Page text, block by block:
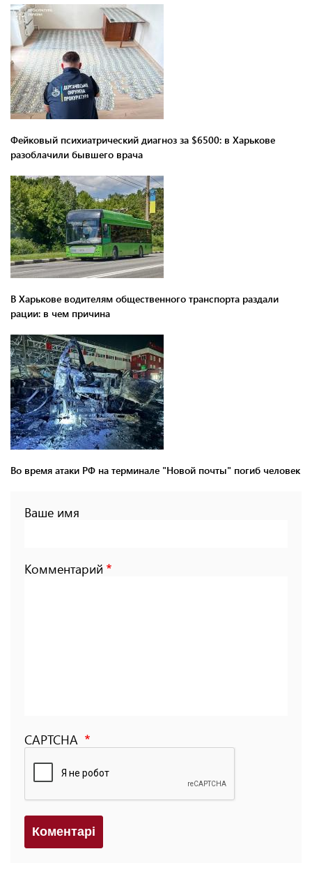
Фейковый психиатрический диагноз за $6500: в Харькове
разоблачили бывшего врача
В Харькове водителям общественного транспорта раздали
рации: в чем причина
Во время атаки РФ на терминале "Новой почты" погиб человек
Ваше имя
Комментарий
CAPTCHA
Коментарi